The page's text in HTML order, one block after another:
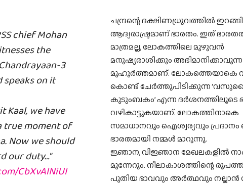
chief Mohan
the
3
speaks on it
Kaal, we have
true moment of
Now we should
our duty…"
CbXvAlNiUI
ചന്ദ്രന്റെ ദക്ഷിണധ്രുവത്തില്‍
ആദ്യരാഷ്ട്രമാണ് ഭാരതം. ഇത്
മാത്രമല്ല, ലോകത്തിലെ മുഴുവന്‍
മനുഷ്യരാശിക്കും അഭിമാനിക്കാവുന്ന
മുഹൂര്‍ത്തമാണ്. ലോകത്തെയാകെ
കൊണ്ട് ചേര്‍ത്തുപിടിക്കുന്ന
കുടുംബകം’ എന്ന ദര്‍ശനത്തിലൂടെ
വഴികാട്ടുകയാണ്. ലോകത്തിനാകെ
സമാധാനവും ഐശ്വര്യവും പ്രദാനം
ഭാരതമായി നമ്മള്‍ മാറുന്നു.
ജ്ഞാന, വിജ്ഞാന മേഖലകളില്‍
മുന്നേറും. നീലാകാശത്തിന്റെ
പുതിയ ഭാവവും അര്‍ത്ഥവും നല്കാന്‍